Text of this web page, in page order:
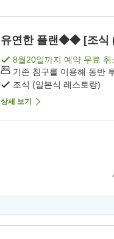
유연한 플랜◆◆ [조식
8월20일까지 예약 무료 취
기존 침구를 이용해 동반
조식 (일본식 레스토랑)
상세 보기